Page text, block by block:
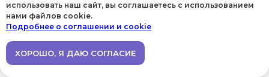
использовать наш сайт, вы соглашаетесь с использованием
нами файлов cookie.
Подробнее о соглашении и cookie
ХОРОШО, Я ДАЮ СОГЛАСИЕ